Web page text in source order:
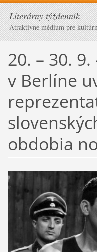
Literárny týždenník
Atraktívne médium pre
20. – 30.
v Berlíne
obdobia